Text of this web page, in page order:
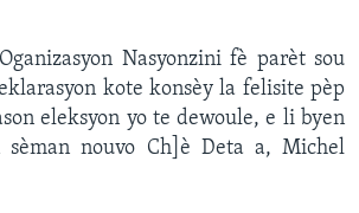
Nasyonzini fè parèt sou
kote konsèy la felisite pèp
eleksyon yo te dewoule, e li byen
sèman nouvo Ch]è Deta a, Michel